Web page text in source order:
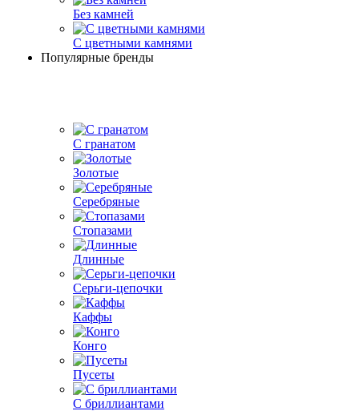
Без камней
С цветными камнями
Популярные бренды
С гранатом
Золотые
Серебряные
Стопазами
Длинные
Серьги-цепочки
Каффы
Конго
Пусеты
С бриллиантами